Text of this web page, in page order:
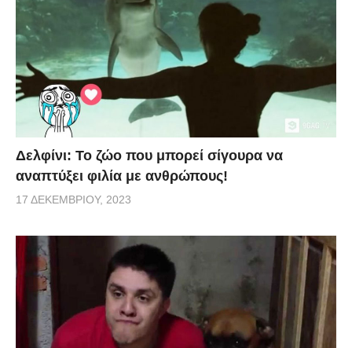
Δελφίνι: Το ζώο που μπορεί σίγουρα να
αναπτύξει φιλία με ανθρώπους!
17 ΔΕΚΕΜΒΡΊΟΥ, 2023